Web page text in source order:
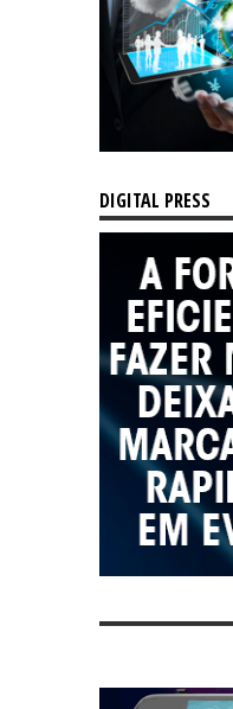
DIGITAL PRESS